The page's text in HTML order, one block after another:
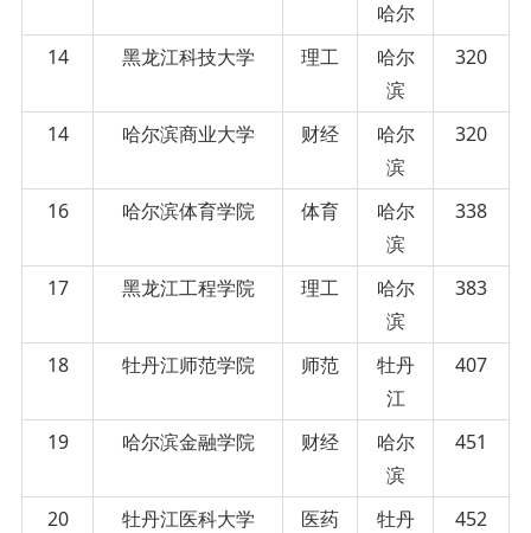
哈尔
14
黑龙江科技大学 理工
哈尔
滨
320
14 哈尔滨商业大学 财经
哈尔
滨
320
16 哈尔滨体育学院 体育
哈尔
滨
338
17 黑龙江工程学院 理工
哈尔
滨
383
18 牡丹江师范学院 师范
牡丹
江
407
19 哈尔滨金融学院 财经
哈尔
滨
451
20 牡丹江医科大学 医药
牡丹
452